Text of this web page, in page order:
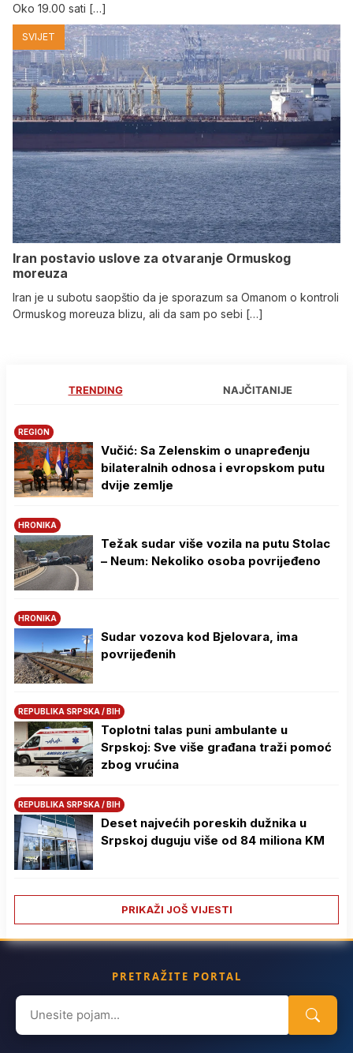
Oko 19.00 sati […]
SVIJET
Iran postavio uslove za otvaranje Ormuskog
moreuza
Iran je u subotu saopštio da je sporazum sa Omanom o kontroli
Ormuskog moreuza blizu, ali da sam po sebi […]
TRENDING NAJČITANIJE
REGION
Vučić: Sa Zelenskim o unapređenju
bilateralnih odnosa i evropskom putu
dvije zemlje
HRONIKA
Težak sudar više vozila na putu Stolac
– Neum: Nekoliko osoba povrijeđeno
HRONIKA
Sudar vozova kod Bjelovara, ima
povrijeđenih
REPUBLIKA SRPSKA / BIH
Toplotni talas puni ambulante u
Srpskoj: Sve više građana traži pomoć
zbog vrućina
REPUBLIKA SRPSKA / BIH
Deset najvećih poreskih dužnika u
Srpskoj duguju više od 84 miliona KM
PRIKAŽI JOŠ VIJESTI
PRETRAŽITE PORTAL
Search
for: